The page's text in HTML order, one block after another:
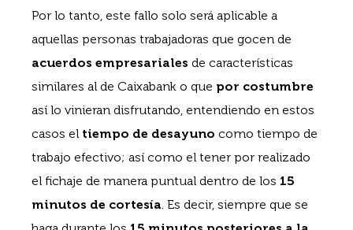
Por lo tanto, este fallo solo será aplicable a
aquellas personas trabajadoras que gocen de
acuerdos empresariales de características
similares al de Caixabank o que por costumbre
así lo vinieran disfrutando, entendiendo en estos
casos el tiempo de desayuno como tiempo de
trabajo efectivo; así como el tener por realizado
el fichaje de manera puntual dentro de los 15
minutos de cortesía . Es decir, siempre que se